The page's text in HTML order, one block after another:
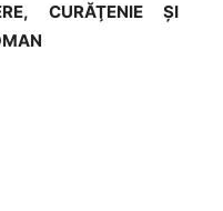
CURĂŢENIE ŞI